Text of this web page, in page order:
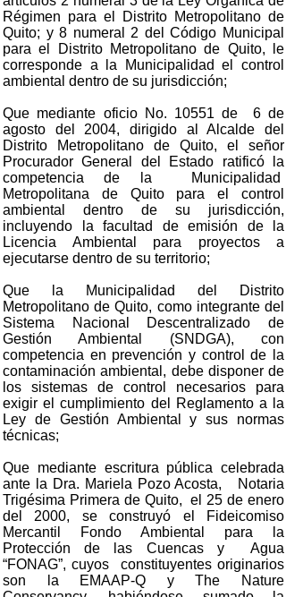
Régimen para el Distrito Metropolitano de
Quito; y 8 numeral 2 del Código Municipal
para el Distrito Metropolitano de Quito, le
corresponde a la Municipalidad el control
ambiental dentro de su jurisdicción;
Que mediante oficio No. 10551 de 6 de
agosto del 2004, dirigido al Alcalde del
Distrito Metropolitano de Quito, el señor
Procurador General del Estado ratificó la
competencia de la Municipalidad
Metropolitana de Quito para el control
ambiental dentro de su jurisdicción,
incluyendo la facultad de emisión de la
Licencia Ambiental para proyectos a
ejecutarse dentro de su territorio;
Que la Municipalidad del Distrito
Metropolitano de Quito, como integrante del
Sistema Nacional Descentralizado de
Gestión Ambiental (SNDGA), con
competencia en prevención y control de la
contaminación ambiental, debe disponer de
los sistemas de control necesarios para
exigir el cumplimiento del Reglamento a la
Ley de Gestión Ambiental y sus normas
técnicas;
Que mediante escritura pública celebrada
ante la Dra. Mariela Pozo Acosta, Notaria
Trigésima Primera de Quito, el 25 de enero
del 2000, se construyó el Fideicomiso
Mercantil Fondo Ambiental para la
Protección de las Cuencas y Agua
“FONAG”, cuyos constituyentes originarios
son la EMAAP-Q y The Nature